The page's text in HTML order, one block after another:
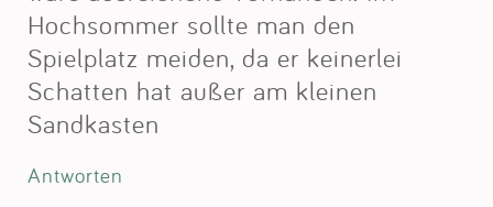
Hochsommer sollte man den
Spielplatz meiden, da er keinerlei
Schatten hat außer am kleinen
Sandkasten
Antworten